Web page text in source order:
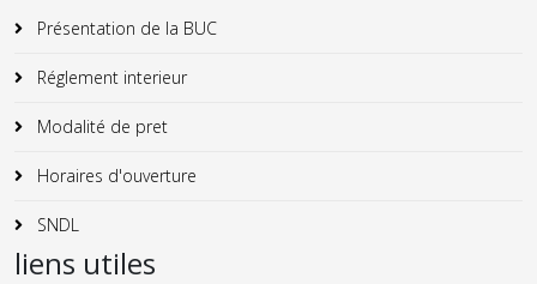
Présentation de la BUC
Réglement interieur
Modalité de pret
Horaires d'ouverture
SNDL
liens utiles